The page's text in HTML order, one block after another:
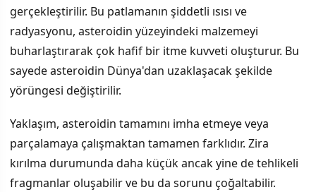
Mevcut Alternatiflerle Karşılaştırma
Uluslararası Anlaşma ve Hukuki Çerçeve
gerçekleştirilir. Bu patlamanın şiddetli ısısı ve
radyasyonu, asteroidin yüzeyindeki malzemeyi
buharlaştırarak çok hafif bir itme kuvveti oluşturur. Bu
sayede asteroidin Dünya'dan uzaklaşacak şekilde
yörüngesi değiştirilir.
Yaklaşım, asteroidin tamamını imha etmeye veya
parçalamaya çalışmaktan tamamen farklıdır. Zira
kırılma durumunda daha küçük ancak yine de tehlikeli
fragmanlar oluşabilir ve bu da sorunu çoğaltabilir.